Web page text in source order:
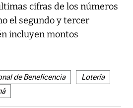
cifras de los números
el segundo y tercer
incluyen montos
de Beneficencia
Lotería